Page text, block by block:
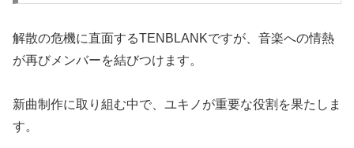
解散の危機に直面するTENBLANKですが、音楽への情熱
が再びメンバーを結びつけます。
新曲制作に取り組む中で、ユキノが重要な役割を果たしま
す。